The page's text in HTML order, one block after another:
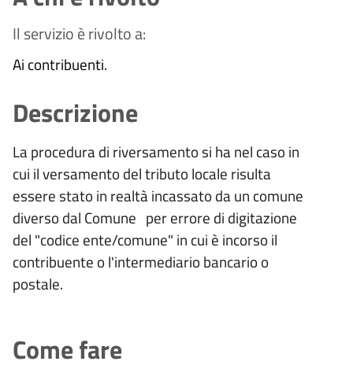
Il servizio è rivolto a:
Ai contribuenti.
Descrizione
La procedura di riversamento si ha nel caso in
cui il versamento del tributo locale risulta
essere stato in realtà incassato da un comune
diverso dal Comune per errore di digitazione
del "codice ente/comune" in cui è incorso il
contribuente o l'intermediario bancario o
postale.
Come fare